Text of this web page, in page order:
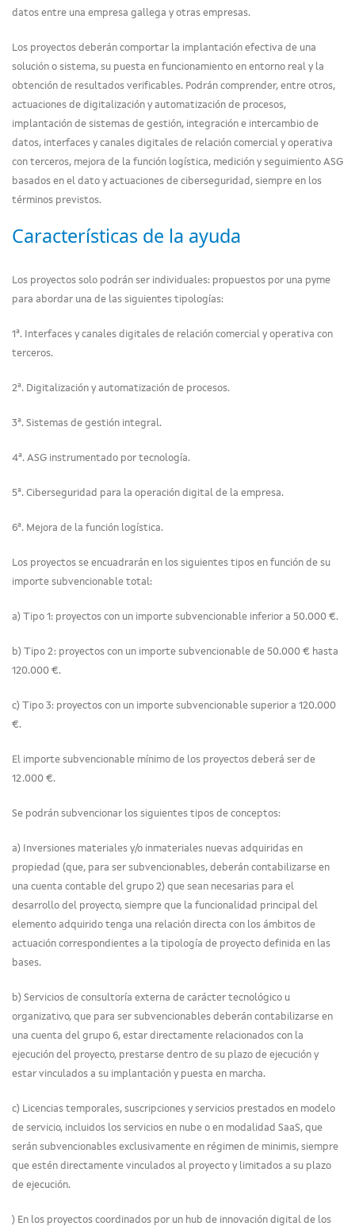
datos entre una empresa gallega y otras empresas.
Los proyectos deberán comportar la implantación efectiva de una
solución o sistema, su puesta en funcionamiento en entorno real y la
obtención de resultados verificables. Podrán comprender, entre otros,
actuaciones de digitalización y automatización de procesos,
implantación de sistemas de gestión, integración e intercambio de
datos, interfaces y canales digitales de relación comercial y operativa
con terceros, mejora de la función logística, medición y seguimiento ASG
basados en el dato y actuaciones de ciberseguridad, siempre en los
términos previstos.
Características de la ayuda
Los proyectos solo podrán ser individuales: propuestos por una pyme
para abordar una de las siguientes tipologías:
1ª. Interfaces y canales digitales de relación comercial y operativa con
terceros.
2ª. Digitalización y automatización de procesos.
3ª. Sistemas de gestión integral.
4ª. ASG instrumentado por tecnología.
5ª. Ciberseguridad para la operación digital de la empresa.
6ª. Mejora de la función logística.
Los proyectos se encuadrarán en los siguientes tipos en función de su
importe subvencionable total:
a) Tipo 1: proyectos con un importe subvencionable inferior a 50.000 €.
b) Tipo 2: proyectos con un importe subvencionable de 50.000 € hasta
120.000 €.
c) Tipo 3: proyectos con un importe subvencionable superior a 120.000
€.
El importe subvencionable mínimo de los proyectos deberá ser de
12.000 €.
Se podrán subvencionar los siguientes tipos de conceptos:
a) Inversiones materiales y/o inmateriales nuevas adquiridas en
propiedad (que, para ser subvencionables, deberán contabilizarse en
una cuenta contable del grupo 2) que sean necesarias para el
desarrollo del proyecto, siempre que la funcionalidad principal del
elemento adquirido tenga una relación directa con los ámbitos de
actuación correspondientes a la tipología de proyecto definida en las
bases.
b) Servicios de consultoría externa de carácter tecnológico u
organizativo, que para ser subvencionables deberán contabilizarse en
una cuenta del grupo 6, estar directamente relacionados con la
ejecución del proyecto, prestarse dentro de su plazo de ejecución y
estar vinculados a su implantación y puesta en marcha.
c) Licencias temporales, suscripciones y servicios prestados en modelo
de servicio, incluidos los servicios en nube o en modalidad SaaS, que
serán subvencionables exclusivamente en régimen de minimis, siempre
que estén directamente vinculados al proyecto y limitados a su plazo
de ejecución.
) En los proyectos coordinados por un hub de innovación digital de los